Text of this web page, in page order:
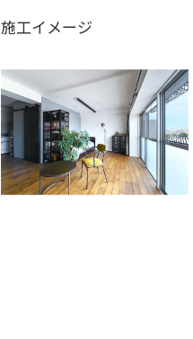
施工イメージ